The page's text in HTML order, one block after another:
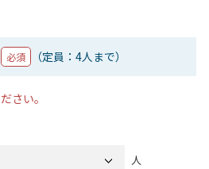
必須 （定員：4人まで）
さい。
人